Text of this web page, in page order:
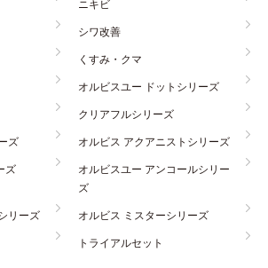
ニキビ
シワ改善
くすみ・クマ
オルビスユー ドットシリーズ
クリアフルシリーズ
ズ
オルビス アクアニストシリーズ
ズ
オルビスユー アンコールシリー
ズ
リーズ
オルビス ミスターシリーズ
トライアルセット